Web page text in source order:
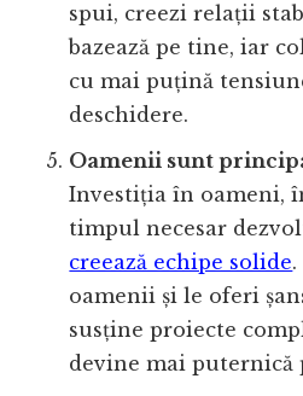
spui, creezi relații
bazează pe tine, iar
cu mai puțină
deschidere.
Oamenii sunt
Investiția în oameni,
timpul necesar
creează echipe solide
oamenii și le oferi
susține proiecte
devine mai puternică